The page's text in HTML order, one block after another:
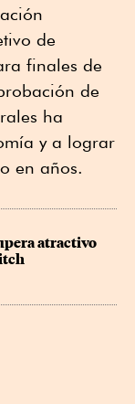
de
finales de
de
ha
y ⁠a lograr
en años.
atractivo